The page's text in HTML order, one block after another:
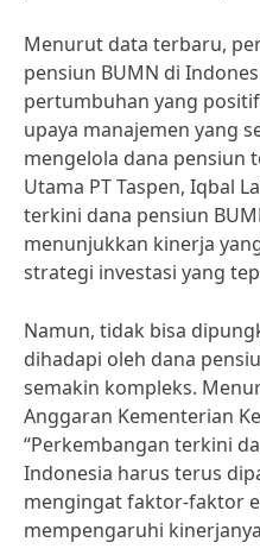
Menurut data terbaru,
pensiun BUMN di
pertumbuhan yang
upaya manajemen yang
mengelola dana
Utama PT Taspen, Iqbal
terkini dana pensiun
menunjukkan kinerja
strategi investasi yang
Namun, tidak bisa
dihadapi oleh dana
semakin kompleks.
Anggaran Kementerian
“Perkembangan terkini
Indonesia harus terus
mengingat faktor-faktor
mempengaruhi